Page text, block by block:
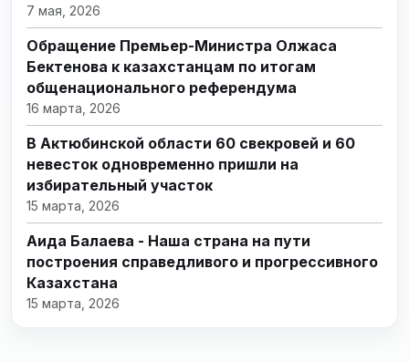
7 мая, 2026
Обращение Премьер-Министра Олжаса
Бектенова к казахстанцам по итогам
общенационального референдума
16 марта, 2026
В Актюбинской области 60 свекровей и 60
невесток одновременно пришли на
избирательный участок
15 марта, 2026
Аида Балаева - Наша страна на пути
построения справедливого и прогрессивного
Казахстана
15 марта, 2026